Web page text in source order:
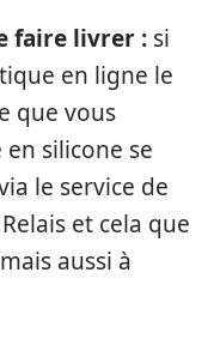
faire livrer : si
en ligne le
que vous
en silicone se
le service de
et cela que
aussi à